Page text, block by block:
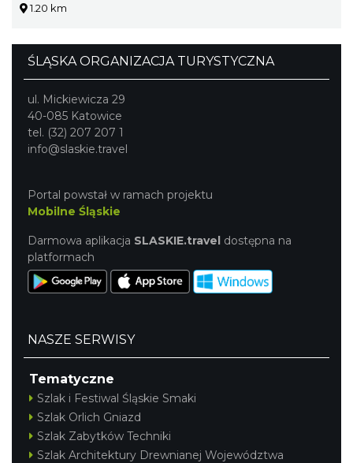
1.20 km
ŚLĄSKA ORGANIZACJA TURYSTYCZNA
ul. Mickiewicza 29
40-085 Katowice
tel. (32) 207 207 1
info@slaskie.travel
Portal powstał w ramach projektu
Mobilne Śląskie
Darmowa aplikacja SLASKIE.travel dostępna na
platformach
NASZE SERWISY
Tematyczne
Szlak i Festiwal Śląskie Smaki
Szlak Orlich Gniazd
Szlak Zabytków Techniki
Szlak Architektury Drewnianej Województwa